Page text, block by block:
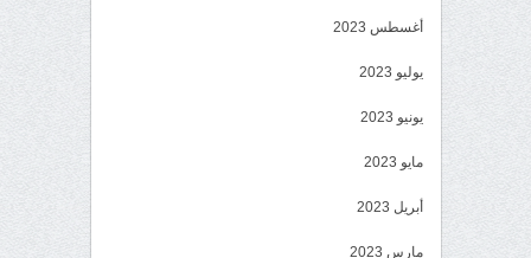
أغسطس 2023
يوليو 2023
يونيو 2023
مايو 2023
أبريل 2023
مارس 2023